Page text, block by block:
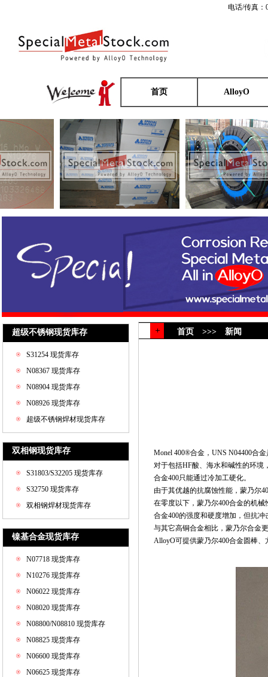
电话/传真：
首页 AlloyO
超级不锈钢现货库存
S31254 现货库存
N08367 现货库存
N08904 现货库存
N08926 现货库存
超级不锈钢焊材现货库存
双相钢现货库存
S31803/S32205 现货库存
S32750 现货库存
双相钢焊材现货库存
镍基合金现货库存
N07718 现货库存
N10276 现货库存
N06022 现货库存
N08020 现货库存
N08800/N08810 现货库存
N08825 现货库存
N06600 现货库存
N06625 现货库存
首页 >>> 新闻
Monel 400®合金，UNS N04400合
对于包括HF酸、海水和碱性的环境
合金400只能通过冷加工硬化。
由于其优越的抗腐蚀性能，蒙乃尔
在零度以下，蒙乃尔400合金的机械
合金400的强度和硬度增加，但抗
与其它高铜合金相比，蒙乃尔合金
AlloyO可提供蒙乃尔400合金圆棒